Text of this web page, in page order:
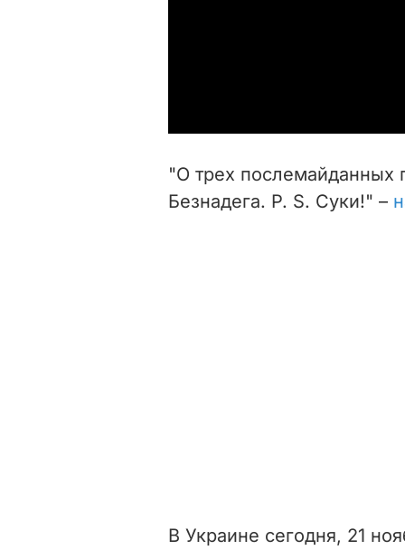
"О трех послемайданных
Безнадега. P. S. Суки!" –
В Украине сегодня, 21